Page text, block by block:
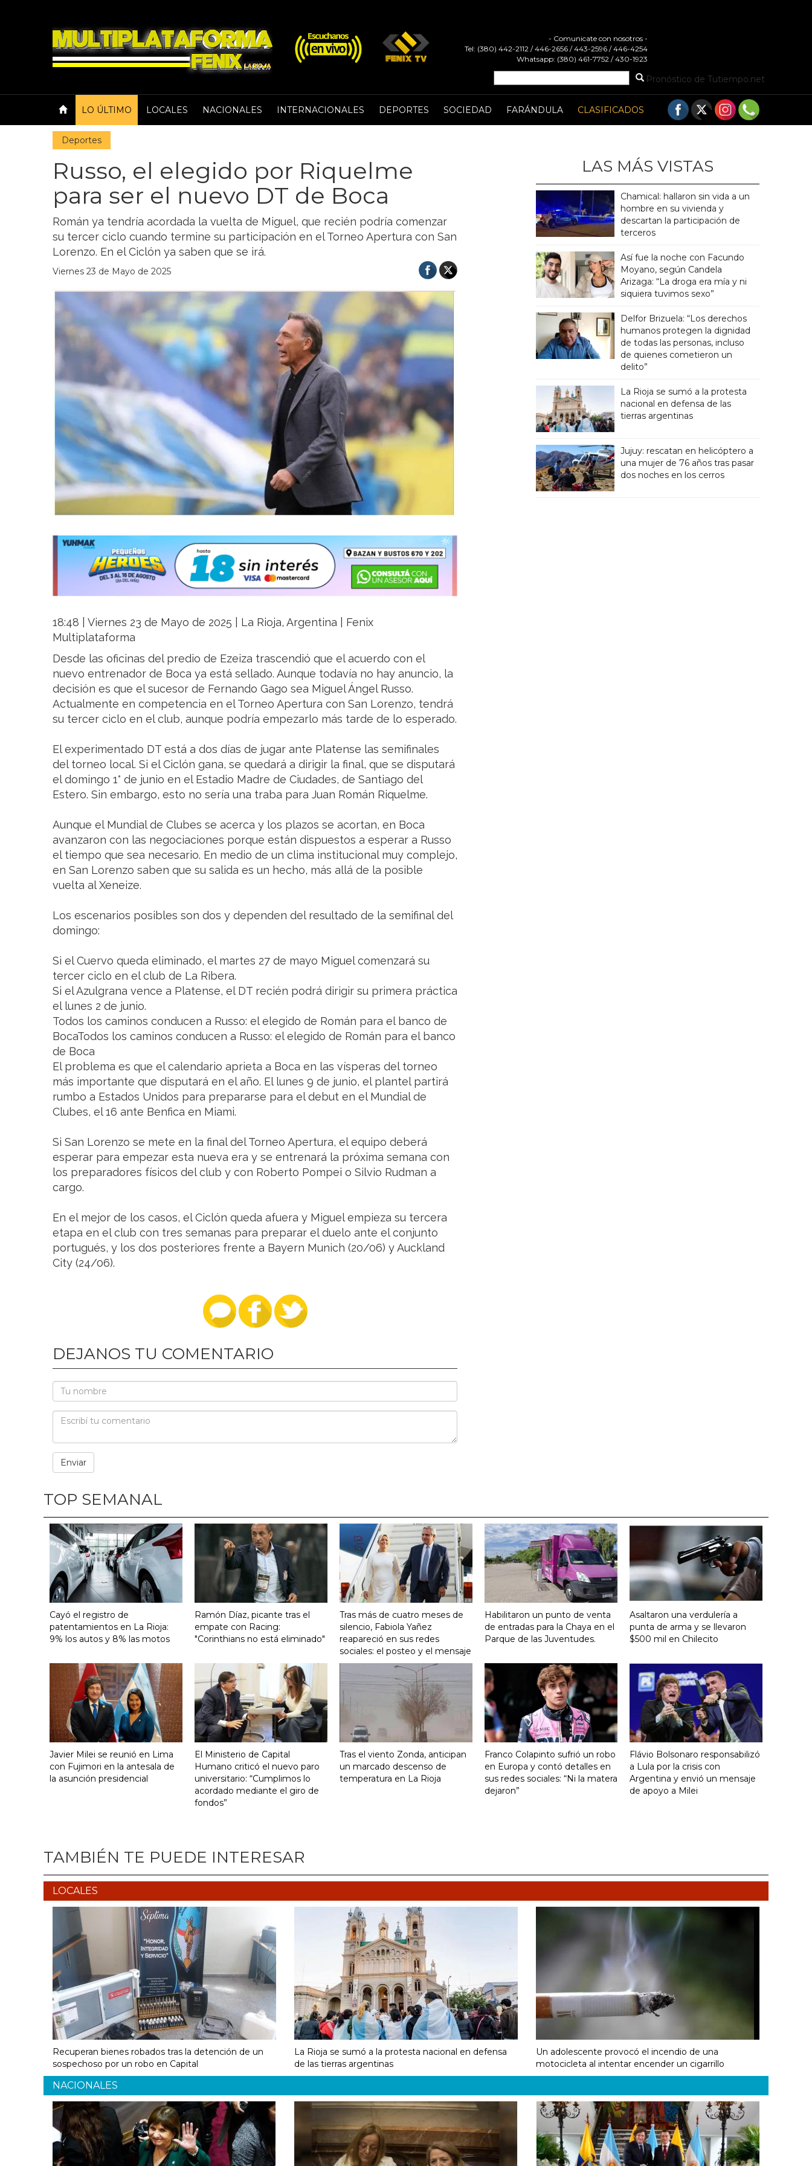
- Comunicate con nosotros -
Tel: (380) 442-2112 / 446-2656 / 443-2596 / 446-4254
Whatsapp: (380) 461-7752 / 430-1923
Pronóstico de Tutiempo.net
LO ÚLTIMO LOCALES NACIONALES INTERNACIONALES DEPORTES SOCIEDAD FARÁNDULA CLASIFICADOS
Deportes
Russo, el elegido por Riquelme
para ser el nuevo DT de Boca
Román ya tendría acordada la vuelta de Miguel, que recién podría comenzar
su tercer ciclo cuando termine su participación en el Torneo Apertura con San
Lorenzo. En el Ciclón ya saben que se irá.
Viernes 23 de Mayo de 2025
18:48 | Viernes 23 de Mayo de 2025 | La Rioja, Argentina | Fenix
Multiplataforma
Desde las oficinas del predio de Ezeiza trascendió que el acuerdo con el
nuevo entrenador de Boca ya está sellado. Aunque todavía no hay anuncio, la
decisión es que el sucesor de Fernando Gago sea Miguel Ángel Russo.
Actualmente en competencia en el Torneo Apertura con San Lorenzo, tendrá
su tercer ciclo en el club, aunque podría empezarlo más tarde de lo esperado.
El experimentado DT está a dos días de jugar ante Platense las semifinales
del torneo local. Si el Ciclón gana, se quedará a dirigir la final, que se disputará
el domingo 1° de junio en el Estadio Madre de Ciudades, de Santiago del
Estero. Sin embargo, esto no sería una traba para Juan Román Riquelme.
Aunque el Mundial de Clubes se acerca y los plazos se acortan, en Boca
avanzaron con las negociaciones porque están dispuestos a esperar a Russo
el tiempo que sea necesario. En medio de un clima institucional muy complejo,
en San Lorenzo saben que su salida es un hecho, más allá de la posible
vuelta al Xeneize.
Los escenarios posibles son dos y dependen del resultado de la semifinal del
domingo:
Si el Cuervo queda eliminado, el martes 27 de mayo Miguel comenzará su
tercer ciclo en el club de La Ribera.
Si el Azulgrana vence a Platense, el DT recién podrá dirigir su primera práctica
el lunes 2 de junio.
Todos los caminos conducen a Russo: el elegido de Román para el banco de
BocaTodos los caminos conducen a Russo: el elegido de Román para el banco
de Boca
El problema es que el calendario aprieta a Boca en las vísperas del torneo
más importante que disputará en el año. El lunes 9 de junio, el plantel partirá
rumbo a Estados Unidos para prepararse para el debut en el Mundial de
Clubes, el 16 ante Benfica en Miami.
Si San Lorenzo se mete en la final del Torneo Apertura, el equipo deberá
esperar para empezar esta nueva era y se entrenará la próxima semana con
los preparadores físicos del club y con Roberto Pompei o Silvio Rudman a
cargo.
En el mejor de los casos, el Ciclón queda afuera y Miguel empieza su tercera
etapa en el club con tres semanas para preparar el duelo ante el conjunto
portugués, y los dos posteriores frente a Bayern Munich (20/06) y Auckland
City (24/06).
DEJANOS TU COMENTARIO
LAS MÁS VISTAS
Chamical: hallaron sin vida a un
hombre en su vivienda y
descartan la participación de
terceros
Así fue la noche con Facundo
Moyano, según Candela
Arizaga: “La droga era mía y ni
siquiera tuvimos sexo”
Delfor Brizuela: “Los derechos
humanos protegen la dignidad
de todas las personas, incluso
de quienes cometieron un
delito”
La Rioja se sumó a la protesta
nacional en defensa de las
tierras argentinas
Jujuy: rescatan en helicóptero a
una mujer de 76 años tras pasar
dos noches en los cerros
TOP SEMANAL
Cayó el registro de
patentamientos en La Rioja:
9% los autos y 8% las motos
Ramón Díaz, picante tras el
empate con Racing:
"Corinthians no está eliminado"
Tras más de cuatro meses de
silencio, Fabiola Yañez
reapareció en sus redes
sociales: el posteo y el mensaje
Habilitaron un punto de venta
de entradas para la Chaya en el
Parque de las Juventudes.
Asaltaron una verdulería a
punta de arma y se llevaron
$500 mil en Chilecito
Javier Milei se reunió en Lima
con Fujimori en la antesala de
la asunción presidencial
El Ministerio de Capital
Humano criticó el nuevo paro
universitario: “Cumplimos lo
acordado mediante el giro de
fondos”
Tras el viento Zonda, anticipan
un marcado descenso de
temperatura en La Rioja
Franco Colapinto sufrió un robo
en Europa y contó detalles en
sus redes sociales: “Ni la matera
dejaron”
Flávio Bolsonaro responsabilizó
a Lula por la crisis con
Argentina y envió un mensaje
de apoyo a Milei
TAMBIÉN TE PUEDE INTERESAR
LOCALES
Recuperan bienes robados tras la detención de un
sospechoso por un robo en Capital
La Rioja se sumó a la protesta nacional en defensa
de las tierras argentinas
Un adolescente provocó el incendio de una
motocicleta al intentar encender un cigarrillo
NACIONALES